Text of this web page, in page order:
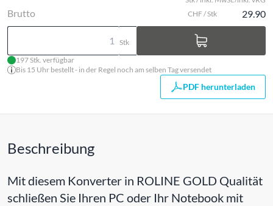
Brutto CHF / Stk 29.90
Stk
197 Stk. verfügbar
Bis 15 Uhr bestellt - in der Regel noch am selben Tag versendet
PDF herunterladen
Beschreibung
Mit diesem Konverter in ROLINE GOLD Qualität
schließen Sie Ihren PC oder Ihr Notebook mit